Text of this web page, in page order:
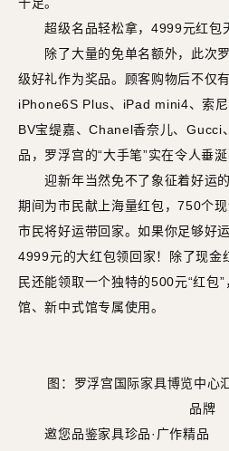
超级名品轻松拿，4999元红包
除了大量的免单名额外，此次罗
级好礼作为奖品。顾客购物后不仅
iPhone6S Plus、iPad mini4、索
BV宝缇嘉、Chanel香奈儿、Gucci
品，罗浮宫的“大手笔”实在令人垂涎
迎新年当然免不了象征着好运的
期间为市民献上海量红包，750个
市民将好运带回家。如果你足够好
4999元的大红包领回家！除了现金
民还能领取一个独特的500元“红包
馆、新中式馆专属使用。
图：罗浮宫国际家具博览中心
品牌
邀您品鉴家具珍品·广作精品